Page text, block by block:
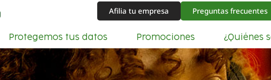
Afilia tu empresa Preguntas frecuentes
Protegemos tus datos Promociones ¿Quiénes